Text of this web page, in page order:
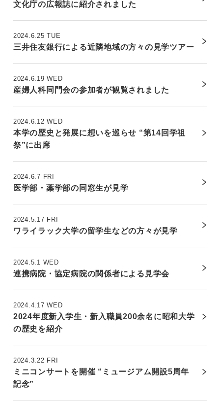
文化庁の広報誌に紹介されました
2024.6.25 TUE
三井住友銀行による近隣地域の方々の見学ツアー
2024.6.19 WED
産婦人科同門会の参加者が観覧されました
2024.6.12 WED
本学の歴史と発展に想いを巡らせ “第14回学祖
祭”に出席
2024.6.7 FRI
医学部・薬学部の同窓生が見学
2024.5.17 FRI
ワライラック大学の留学生などの方々が見学
2024.5.1 WED
連携病院・協定病院の関係者による見学会
2024.4.17 WED
2024年度新入学生・新入職員200余名に昭和大学
の歴史を紹介
2024.3.22 FRI
ミニコンサートを開催 “ミュージアム開設5周年
記念”